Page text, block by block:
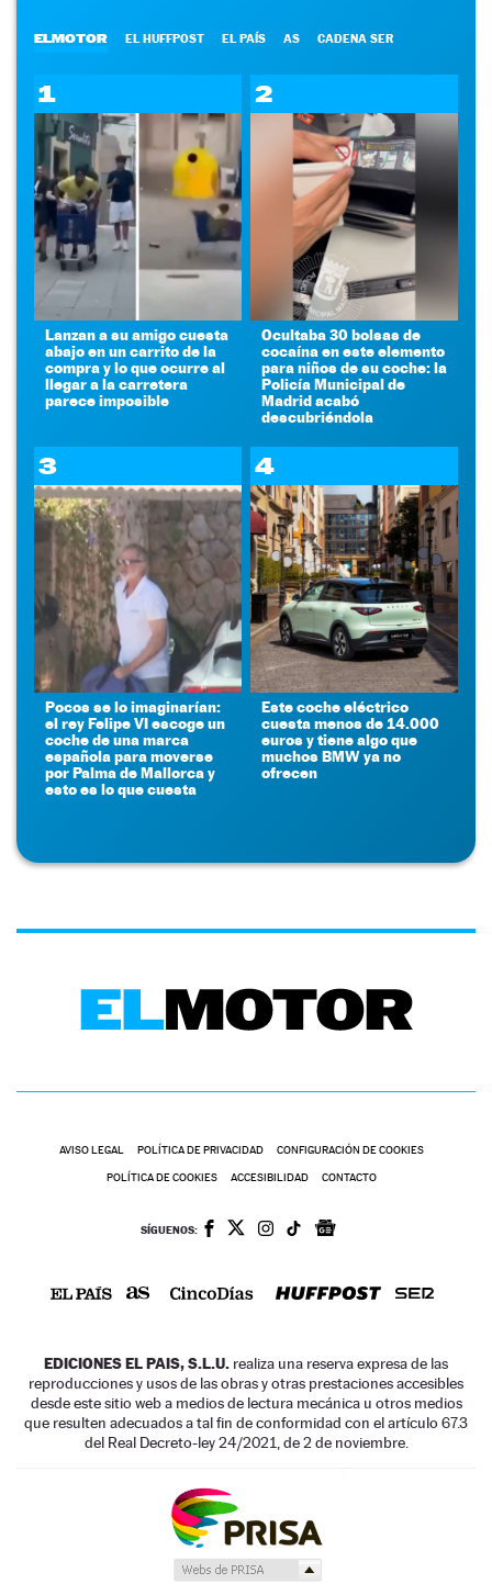
ELMOTOR EL HUFFPOST EL PAÍS AS CADENA SER
1
Lanzan a su amigo cuesta
abajo en un carrito de la
compra y lo que ocurre al
llegar a la carretera
parece imposible
2
Ocultaba 30 bolsas de
cocaína en este elemento
para niños de su coche: la
Policía Municipal de
Madrid acabó
descubriéndola
3
Pocos se lo imaginarían:
el rey Felipe VI escoge un
coche de una marca
española para moverse
por Palma de Mallorca y
esto es lo que cuesta
4
Este coche eléctrico
cuesta menos de 14.000
euros y tiene algo que
muchos BMW ya no
ofrecen
AVISO LEGAL POLÍTICA DE PRIVACIDAD CONFIGURACIÓN DE COOKIES
POLÍTICA DE COOKIES ACCESIBILIDAD CONTACTO
SÍGUENOS:
EDICIONES EL PAIS, S.L.U. realiza una reserva expresa de las
reproducciones y usos de las obras y otras prestaciones accesibles
desde este sitio web a medios de lectura mecánica u otros medios
que resulten adecuados a tal fin de conformidad con el artículo 67.3
del Real Decreto-ley 24/2021, de 2 de noviembre.